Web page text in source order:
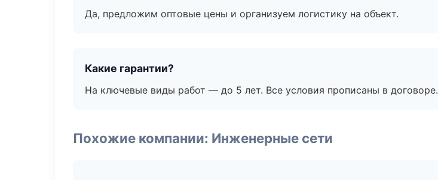
Да, предложим оптовые цены и организуем логистику на объект.
Какие гарантии?
На ключевые виды работ — до 5 лет. Все условия прописаны в договоре.
Похожие компании: Инженерные сети